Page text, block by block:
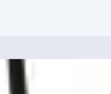
recevoir votre dossier